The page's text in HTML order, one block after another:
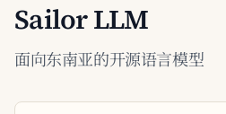
Sailor LLM
面向东南亚的开源语言模型